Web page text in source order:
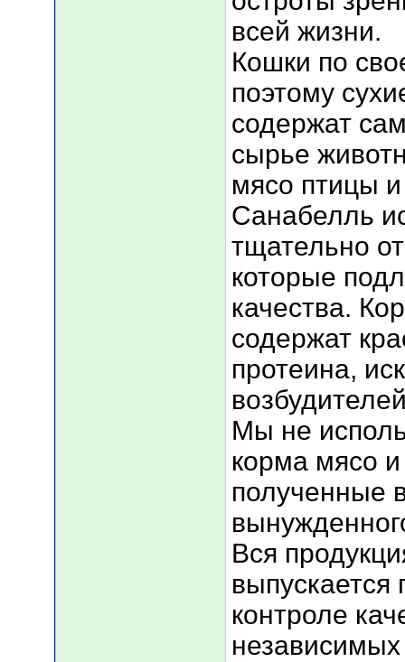
всей жизни.
Кошки по
поэтому
содержат
сырье
мясо птицы
Санабелль
тщательно
которые
качества.
содержат
протеина,
Мы не
корма мясо
полученные
Вся
контроле